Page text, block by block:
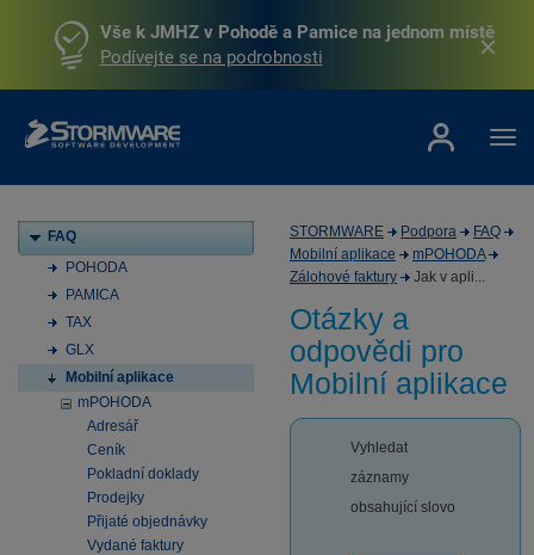
Vše k JMHZ v Pohodě a Pamice na jednom místě
Podívejte se na podrobnosti
FAQ
POHODA
PAMICA
TAX
GLX
Mobilní aplikace
mPOHODA
Adresář
Ceník
Pokladní doklady
Prodejky
Přijaté objednávky
Vydané faktury
STORMWARE Podpora
FAQ
Mobilní aplikace
mPOHODA
Zálohové faktury
Jak v apli...
Otázky a
odpovědi pro
Mobilní aplikace
Vyhledat
záznamy
obsahující slovo